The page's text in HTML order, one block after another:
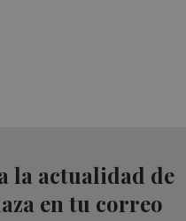
la actualidad de
en tu correo